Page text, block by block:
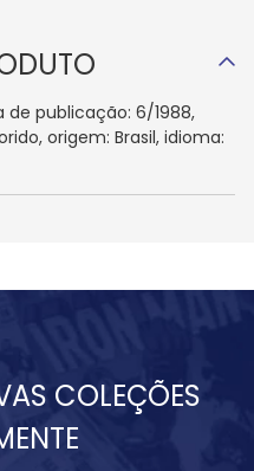
de publicação: 6/1988,
origem: Brasil, idioma:
COLEÇÕES